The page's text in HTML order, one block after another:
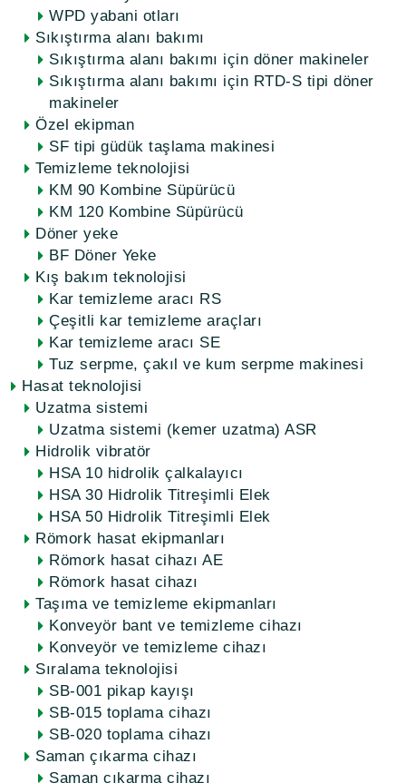
WPD yabani otları
Sıkıştırma alanı bakımı
Sıkıştırma alanı bakımı için döner makineler
Sıkıştırma alanı bakımı için RTD-S tipi döner
makineler
Özel ekipman
SF tipi güdük taşlama makinesi
Temizleme teknolojisi
KM 90 Kombine Süpürücü
KM 120 Kombine Süpürücü
Döner yeke
BF Döner Yeke
Kış bakım teknolojisi
Kar temizleme aracı RS
Çeşitli kar temizleme araçları
Kar temizleme aracı SE
Tuz serpme, çakıl ve kum serpme makinesi
Hasat teknolojisi
Uzatma sistemi
Uzatma sistemi (kemer uzatma) ASR
Hidrolik vibratör
HSA 10 hidrolik çalkalayıcı
HSA 30 Hidrolik Titreşimli Elek
HSA 50 Hidrolik Titreşimli Elek
Römork hasat ekipmanları
Römork hasat cihazı AE
Römork hasat cihazı
Taşıma ve temizleme ekipmanları
Konveyör bant ve temizleme cihazı
Konveyör ve temizleme cihazı
Sıralama teknolojisi
SB-001 pikap kayışı
SB-015 toplama cihazı
SB-020 toplama cihazı
Saman çıkarma cihazı
Saman çıkarma cihazı